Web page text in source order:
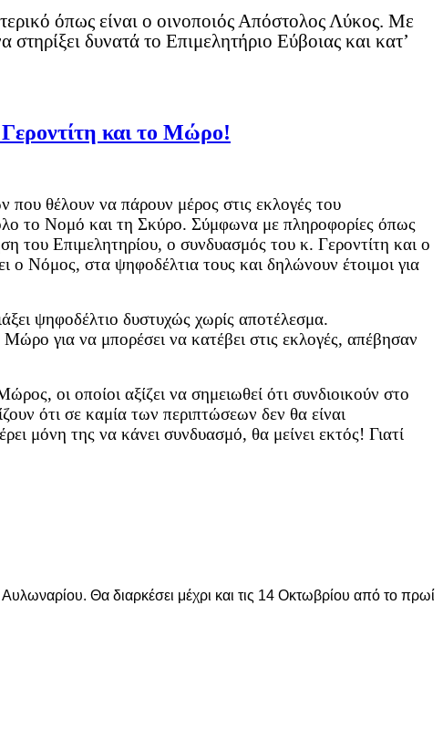
όπως είναι ο οινοποιός Απόστολος Λύκος. Με
στηρίξει δυνατά το Επιμελητήριο Εύβοιας και κατ’
και το Μώρο!
που θέλουν να πάρουν μέρος στις εκλογές του
το Νομό και τη Σκύρο. Σύμφωνα με πληροφορίες όπως
του Επιμελητηρίου, ο συνδυασμός του κ. Γεροντίτη και ο
Νόμος, στα ψηφοδέλτια τους και δηλώνουν έτοιμοι για
ψηφοδέλτιο δυστυχώς χωρίς αποτέλεσμα.
για να μπορέσει να κατέβει στις εκλογές, απέβησαν
οι οποίοι αξίζει να σημειωθεί ότι συνδιοικούν στο
ότι σε καμία των περιπτώσεων δεν θα είναι
μόνη της να κάνει συνδυασμό, θα μείνει εκτός! Γιατί
Θα διαρκέσει μέχρι και τις 14 Οκτωβρίου από το πρωί